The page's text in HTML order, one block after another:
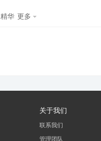
精华 更多
关于我们
联系我们
管理团队